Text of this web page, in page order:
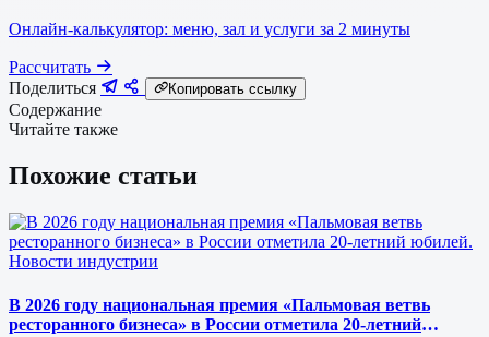
Онлайн-калькулятор: меню, зал и услуги за 2 минуты
Рассчитать
Поделиться
Копировать ссылку
Содержание
Читайте также
Похожие статьи
Новости индустрии
В 2026 году национальная премия «Пальмовая ветвь
ресторанного бизнеса» в России отметила 20-летний